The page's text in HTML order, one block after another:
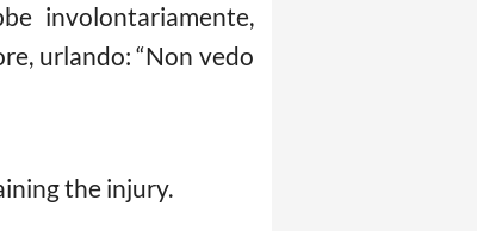
involontariamente,
urlando: “Non vedo
the injury.